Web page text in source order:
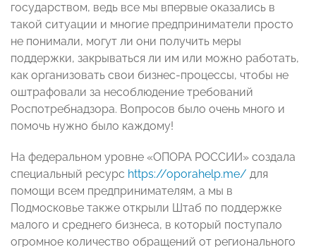
государством, ведь все мы впервые оказались в
такой ситуации и многие предприниматели просто
не понимали, могут ли они получить меры
поддержки, закрываться ли им или можно работать,
как организовать свои бизнес-процессы, чтобы не
оштрафовали за несоблюдение требований
Роспотребнадзора. Вопросов было очень много и
помочь нужно было каждому!
На федеральном уровне «ОПОРА РОССИИ» создала
специальный ресурс https://oporahelp.me/ для
помощи всем предпринимателям, а мы в
Подмосковье также открыли Штаб по поддержке
малого и среднего бизнеса, в который поступало
огромное количество обращений от регионального